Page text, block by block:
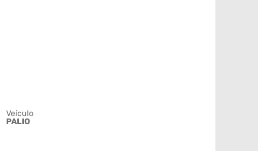
Veículo
PALIO